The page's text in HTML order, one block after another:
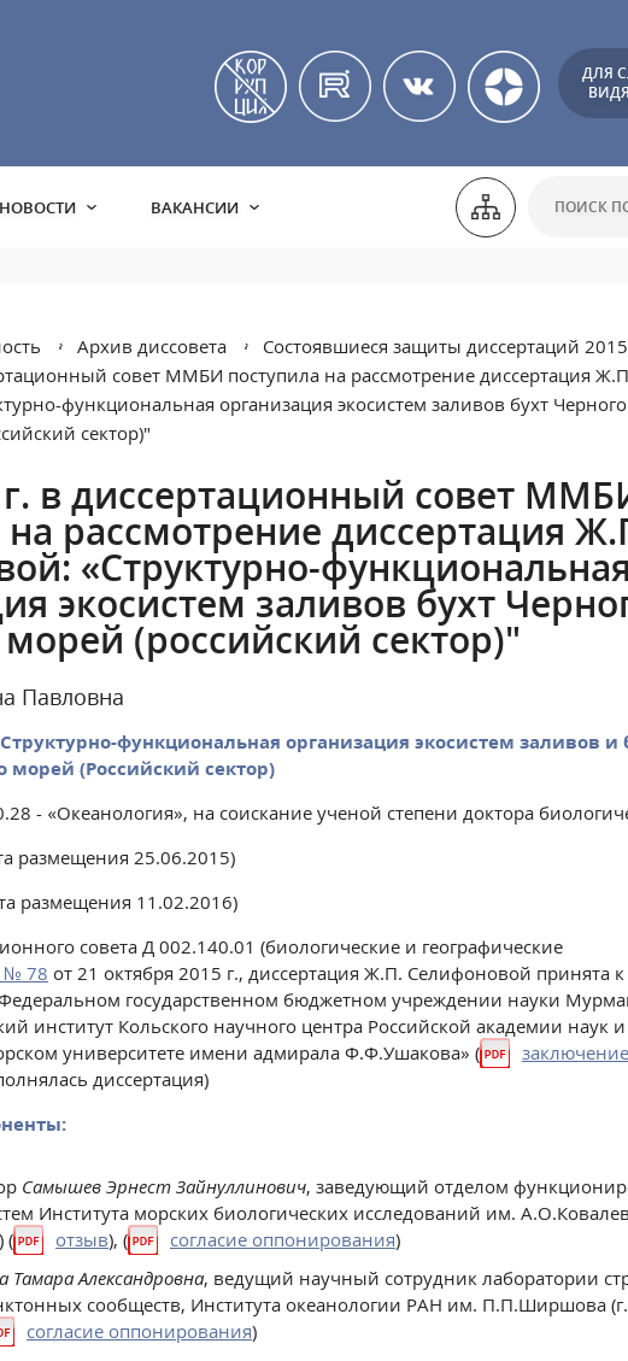
ДЛЯ
НОВОСТИ ВАКАНСИИ
Архив диссовета
Состоявшиеся защиты диссертаций
совет ММБИ поступила на рассмотрение диссертация
функциональная организация экосистем заливов бухт
сектор)"
г. в диссертационный совет
на рассмотрение диссертация
«Структурно-функциональная
экосистем заливов бухт
(российский сектор)"
Павловна
функциональная организация экосистем заливов и
морей (Российский сектор)
- «Океанология», на соискание ученой степени доктора
размещения 25.06.2015)
размещения 11.02.2016)
совета Д 002.140.01 (биологические и географические
№ 78 от 21 октября 2015 г., диссертация Ж.П. Селифоновой принята
государственном бюджетном учреждении науки
институт Кольского научного центра Российской академии
университете имени адмирала Ф.Ф.Ушакова» (
заключение
диссертация)
Самышев Эрнест Зайнуллинович, заведующий отделом
Института морских биологических исследований им.
(
отзыв), ( согласие оппонирования)
Тамара Александровна, ведущий научный сотрудник лаборатории
сообществ, Института океанологии РАН им. П.П.Ширшова
согласие оппонирования)